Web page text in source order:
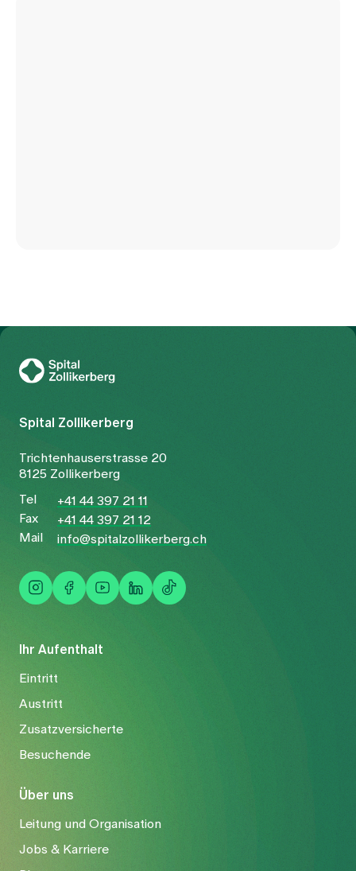
Ihr Aufenthalt
Eintritt
Austritt
Zusatzversicherte
Besuchende
Über uns
Leitung und Organisation
Jobs & Karriere
Spital Zollikerberg
Trichtenhauserstrasse 20
8125 Zollikerberg
Tel
+41 44 397 21 11
Fax
+41 44 397 21 12
Mail
info@spitalzollikerberg.ch